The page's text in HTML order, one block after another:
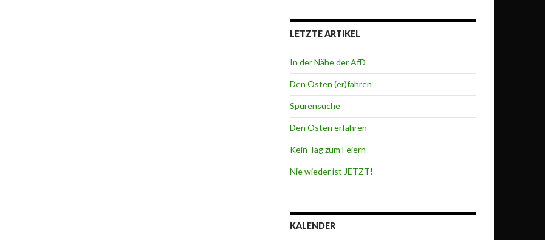
LETZTE ARTIKEL
In der Nähe der AfD
Den Osten (er)fahren
Spurensuche
Den Osten erfahren
Kein Tag zum Feiern
Nie wieder ist JETZT!
KALENDER